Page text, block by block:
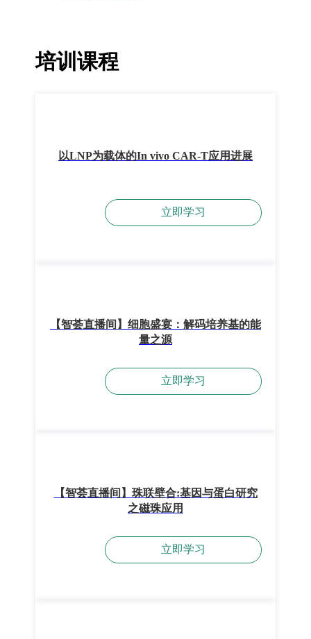
培训课程
以LNP为载体的In vivo CAR-T应用进展
立即学习
【智荟直播间】细胞盛宴：解码培养基的能
量之源
立即学习
【智荟直播间】珠联壁合:基因与蛋白研究
之磁珠应用
立即学习